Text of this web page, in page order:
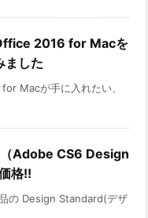
2016 for Macを
ました
Macが手に入れたい、
Adobe CS6 Design
格!!
の Design Standard(デザ